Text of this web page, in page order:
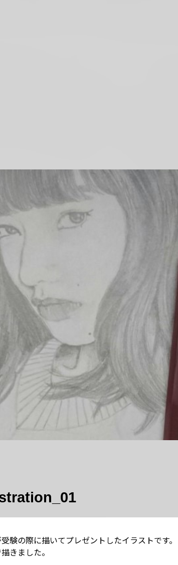
験の際に描いてプレゼントしたイラストです。
きました。